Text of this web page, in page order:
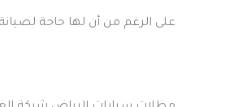
على الرغم من أن لها حاجة لصيانة